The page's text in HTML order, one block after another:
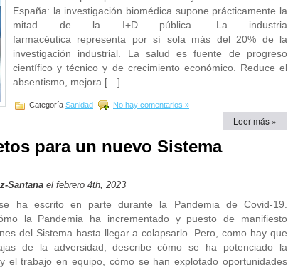
España: la investigación biomédica supone prácticamente la
mitad de la I+D pública. La industria
farmacéutica representa por sí sola más del 20% de la
investigación industrial. La salud es fuente de progreso
científico y técnico y de crecimiento económico. Reduce el
absentismo, mejora […]
Categoría Sanidad No hay comentarios »
Leer más »
para un nuevo Sistema
Santana el febrero 4th, 2023
ha escrito en parte durante la Pandemia de Covid-19.
la Pandemia ha incrementado y puesto de manifiesto
del Sistema hasta llegar a colapsarlo. Pero, como hay que
de la adversidad, describe cómo se ha potenciado la
el trabajo en equipo, cómo se han explotado oportunidades